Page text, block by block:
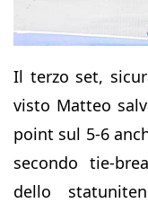
Il terzo set,
visto Matteo
point sul 5-6
secondo tie-
dello